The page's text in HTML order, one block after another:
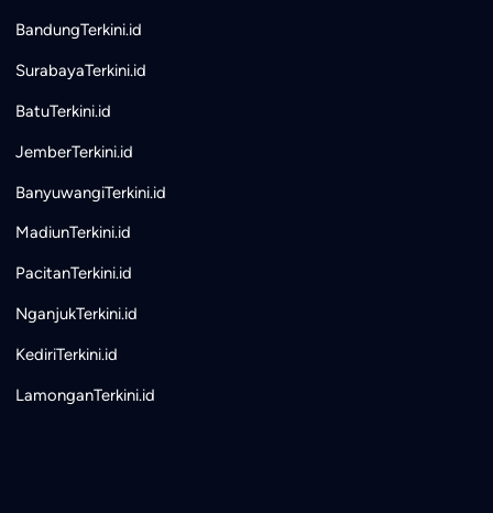
BandungTerkini.id
SurabayaTerkini.id
BatuTerkini.id
JemberTerkini.id
BanyuwangiTerkini.id
MadiunTerkini.id
PacitanTerkini.id
NganjukTerkini.id
KediriTerkini.id
LamonganTerkini.id